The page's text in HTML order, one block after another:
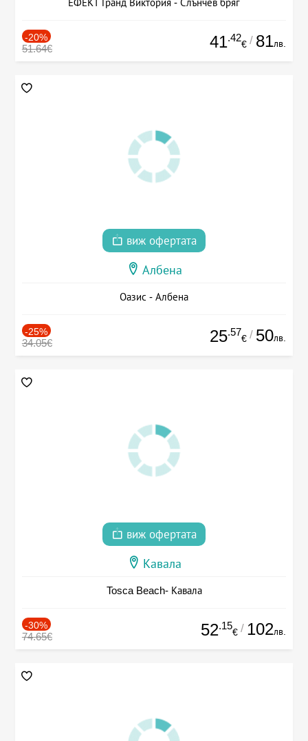
ЕФЕКТ Гранд Виктория - Слънчев бряг
-20%
51.64€ 41.42
€ / 81лв.
виж офертата
Албена
Оазис - Албена
-25%
34.05€ 25.57
€ / 50лв.
виж офертата
Кавала
Tosca Beach- Кавала
-30%
74.65€ 52.15
€ / 102лв.